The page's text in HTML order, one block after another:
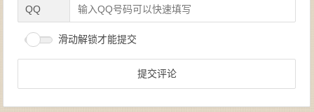
QQ
滑动解锁才能提交